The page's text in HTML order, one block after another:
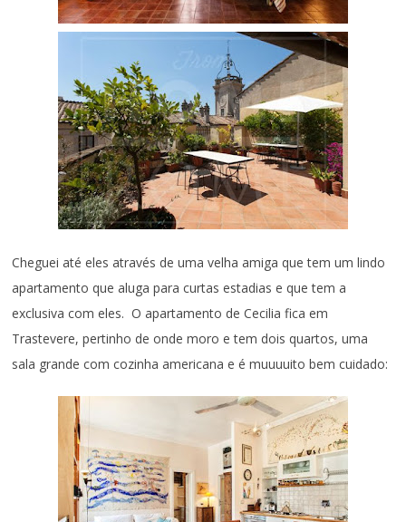
Cheguei até eles através de uma velha amiga que tem um lindo
apartamento que aluga para curtas estadias e que tem a
exclusiva com eles. O apartamento de Cecilia fica em
Trastevere, pertinho de onde moro e tem dois quartos, uma
sala grande com cozinha americana e é muuuuito bem cuidado: